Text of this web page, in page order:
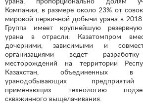
Компании, в размере около 23% от
мировой первичной добычи урана в 2018
Группа имеет крупнейшую
урана в отрасли. Казатомпром
дочерними, зависимыми и
организациями ведет
месторождений на территории
Казахстан, объединенных
уранодобывающих
применяющих технологию
скважинного выщелачивания.